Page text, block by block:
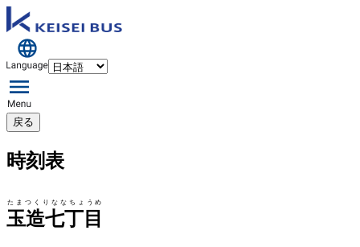
戻る
時刻表
玉造七丁目
たまつくりななちょうめ